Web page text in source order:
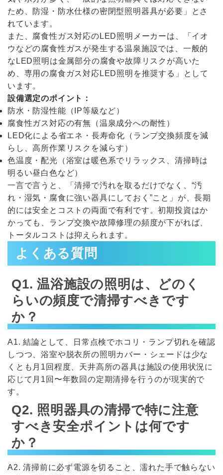
ため、防湿・防水仕様の密閉型照明器具が必要」とさ
れています。
また、腐食性ガス対応のLED照明メーカーは、「イオ
ウなどの腐食性ガスが発生する温泉施設では、一般的
なLED照明は金属部分の腐食や故障リスクが高いた
め、専用の腐食ガス対応LED照明を推奨する」として
います。
設備選定のポイント：
防水・防湿性能（IP等級など）
腐食性ガス対応の有無（温泉成分への耐性）
LED化による省エネ・長寿命化（ランプ交換頻度を減
らし、高所作業リスクを減らす）
色温度・配光（浴室は暖色系でリラックス、清掃時は
明るい昼白色など）
一言で言うと、「清掃で汚れを取るだけでなく、“汚
れ・湿気・腐食に強い器具にしておく”こと」が、長期
的には安全とコストの両面で有利です。初期投資はか
かっても、ランプ交換や故障修理の頻度が下がれば、
トータルコストは抑えられます。
よくある質問
Q1. 温浴施設の照明は、どのく
らいの頻度で清掃すべきです
か？
A1. 結論として、日常点検でホコリ・ランプ切れを確認
しつつ、浴室や脱衣所の照明カバー・シェードは少な
くとも月1回程度、天井高所の器具は施設の使用状況に
応じて月1回〜年数回の定期清掃を行うのが現実的で
す。
Q2. 照明器具の清掃で特に注意
すべき安全ポイントは何です
か？
A2. 清掃前に必ず電源を切ること、濡れた手で触らない